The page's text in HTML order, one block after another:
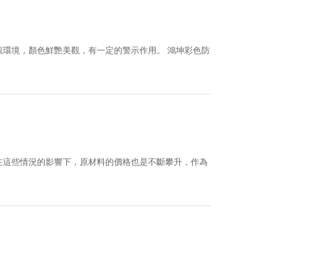
境，顏色鮮艷美觀，有一定的警示作用。 鴻坤彩色防
些情況的影響下，原材料的價格也是不斷攀升，作為